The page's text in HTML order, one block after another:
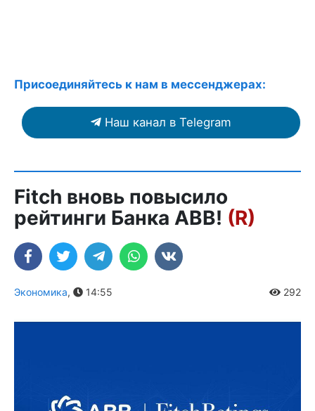
Присоединяйтесь к нам в мессенджерах:
Наш канал в Telegram
Fitch вновь повысило
рейтинги Банка ABB! (R)
Экономика, 14:55 292